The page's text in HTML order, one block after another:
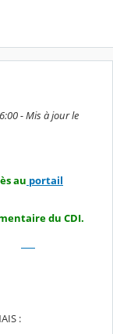
- Mis à jour le
au portail
du CDI.
: